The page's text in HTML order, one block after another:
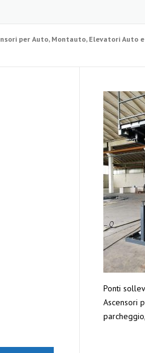
per Auto, Montauto, Elevatori Auto
Ponti
Ascensori